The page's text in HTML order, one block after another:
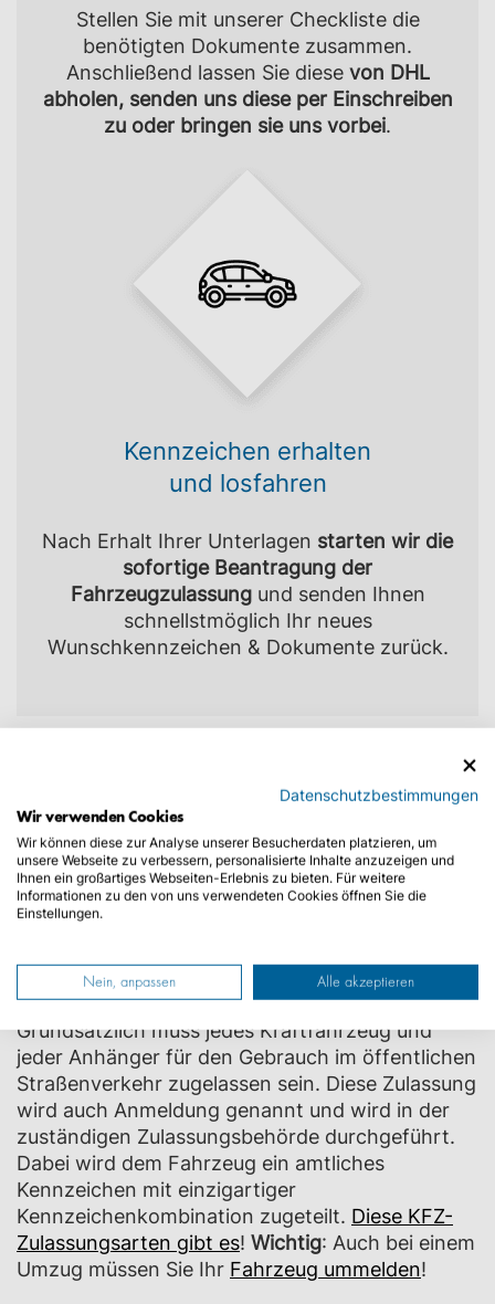
Stellen Sie mit unserer Checkliste die
benötigten Dokumente zusammen.
Anschließend lassen Sie diese von DHL
abholen, senden uns diese per Einschreiben
zu oder bringen sie uns vorbei.
Kennzeichen erhalten
und losfahren
Nach Erhalt Ihrer Unterlagen starten wir die
sofortige Beantragung der
Fahrzeugzulassungund senden Ihnen
schnellstmöglich Ihr neues
Wunschkennzeichen & Dokumente zurück.
Erfahrungen von Kunden bei Trusted
Shops
Wann benötigen Sie eine
Kreuznach?
Grundsätzlich muss jedes Kraftfahrzeug und
jeder Anhänger für den Gebrauch im öffentlichen
Straßenverkehr zugelassen sein. Diese Zulassung
wird auch Anmeldung genannt und wird in der
zuständigen Zulassungsbehörde durchgeführt.
Dabei wird dem Fahrzeug ein amtliches
Kennzeichen mit einzigartiger
Kennzeichenkombination zugeteilt. Diese KFZ-
Zulassungsarten gibt es! Wichtig: Auch bei einem
Umzug müssen Sie Ihr Fahrzeug ummelden!
Datenschutzbestimmungen
Wir verwenden Cookies
Wir können diese zur Analyse unserer Besucherdaten platzieren, um
unsere Webseite zu verbessern, personalisierte Inhalte anzuzeigen und
Ihnen ein großartiges Webseiten-Erlebnis zu bieten. Für weitere
Informationen zu den von uns verwendeten Cookies öffnen Sie die
Einstellungen.
Nein, anpassen Alle akzeptieren